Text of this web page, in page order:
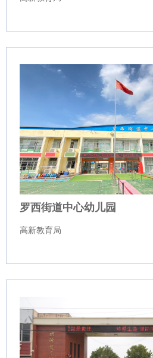
罗西街道中心幼儿园
高新教育局